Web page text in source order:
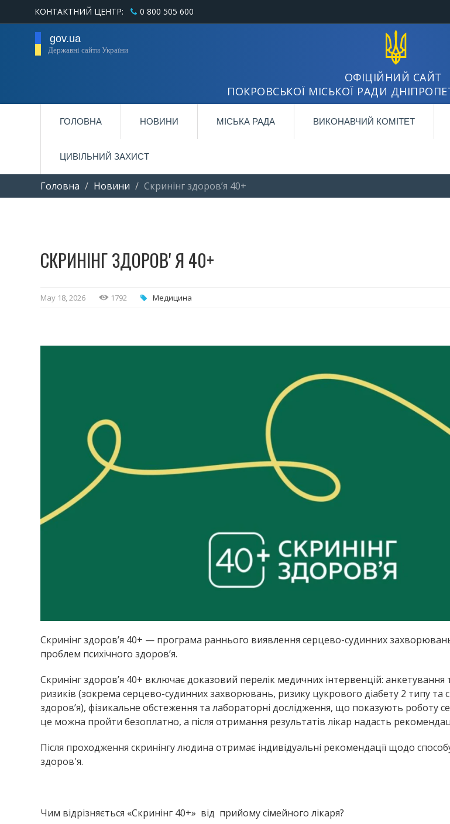
КОНТАКТНИЙ ЦЕНТР: 0 800 505 600
gov.ua
Державні сайти України
ОФІЦІЙНИЙ САЙТ
ПОКРОВСЬКОЇ МІСЬКОЇ РАДИ
ГОЛОВНА НОВИНИ МІСЬКА РАДА ВИКОНАВЧИЙ КОМІТЕТ
ЦИВІЛЬНИЙ ЗАХИСТ
Головна Новини Скринінг здоровʼя 40+
СКРИНІНГ ЗДОРОВʼЯ 40+
May 18, 2026 1792 Медицина
Скринінг здоровʼя 40+ — програма раннього виявлення серцево-судинних
проблем психічного здоровʼя.
Скринінг здоров’я 40+ включає доказовий перелік медичних інтервенцій: анкетування
ризиків (зокрема серцево-судинних захворювань, ризику цукрового діабету 2 типу та
здоров’я), фізикальне обстеження та лабораторні дослідження, що показують роботу
це можна пройти безоплатно, а після отримання результатів лікар надасть
Після проходження скринінгу людина отримає індивідуальні рекомендації щодо
здоров'я.
Чим відрізняється «Скринінг 40+» від прийому сімейного лікаря?